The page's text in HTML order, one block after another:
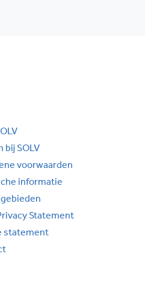
bij SOLV
voorwaarden
informatie
Statement
statement